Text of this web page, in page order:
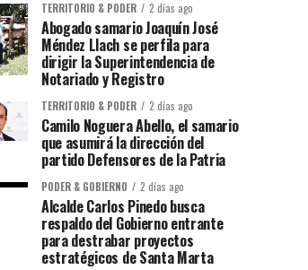
TERRITORIO & PODER 2 días ago
Abogado samario Joaquín José
Méndez Llach se perfila para
dirigir la Superintendencia de
Notariado y Registro
TERRITORIO & PODER 2 días ago
Camilo Noguera Abello, el samario
que asumirá la dirección del
partido Defensores de la Patria
PODER & GOBIERNO 2 días ago
Alcalde Carlos Pinedo busca
respaldo del Gobierno entrante
para destrabar proyectos
estratégicos de Santa Marta